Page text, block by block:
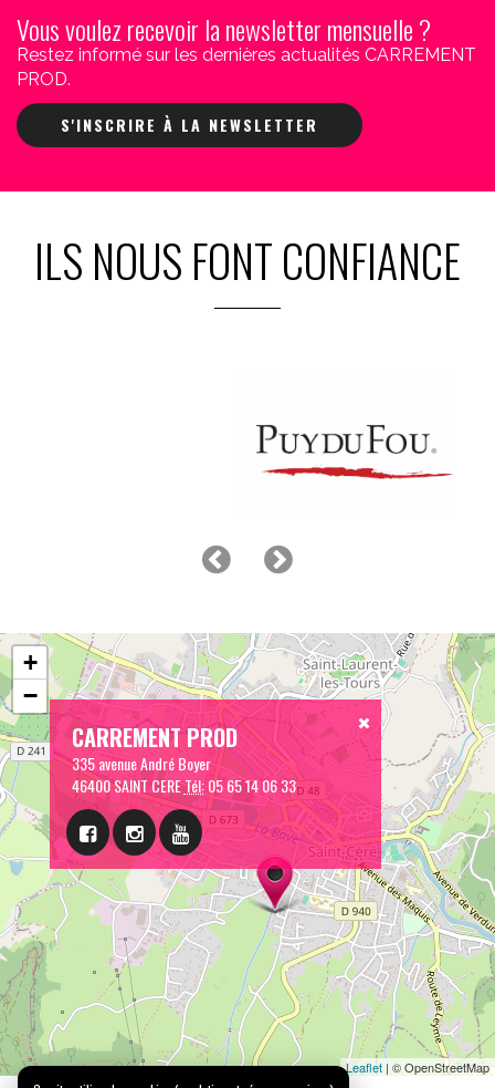
Vous voulez recevoir la newsletter mensuelle ?
Restez informé sur les dernières actualités CARREMENT
PROD.
S'INSCRIRE À LA NEWSLETTER
ILS NOUS FONT CONFIANCE
CARREMENT PROD
335 avenue André Boyer
46400 SAINT CERETél:05 65 14 06 33
+
−
Leaflet | © OpenStreetMap